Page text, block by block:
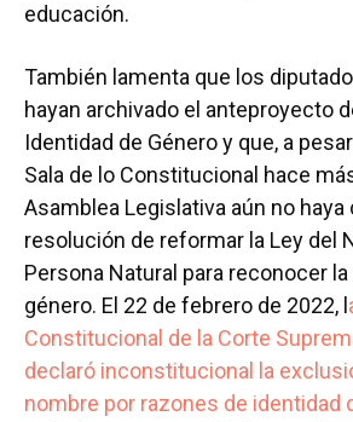
educación.
También lamenta que los
hayan archivado el anteproyecto
Identidad de Género y que, a
Sala de lo Constitucional hace
Asamblea Legislativa aún no
resolución de reformar la Ley del
Persona Natural para reconocer
género. El 22 de febrero de 2022, l
Constitucional de la Corte
declaró inconstitucional la
nombre por razones de identidad